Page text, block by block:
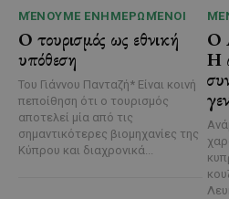
ΜΈΝΟΥΜΕ ΕΝΗΜΕΡΩΜΈΝΟΙ
Ο τουρισμός ως εθνική
υπόθεση
Του Γιάννου Πανταζή* Είναι κοινή
πεποίθηση ότι ο τουρισμός
αποτελεί μία από τις
σημαντικότερες βιομηχανίες της
Κύπρου και διαχρονικά...
Ο
Η